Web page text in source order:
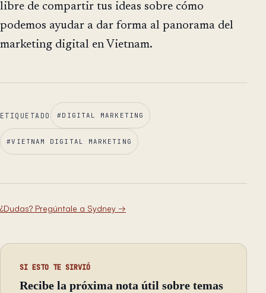
libre de compartir tus ideas sobre cómo
podemos ayudar a dar forma al panorama del
marketing digital en Vietnam.
ETIQUETADO #DIGITAL MARKETING
#VIETNAM DIGITAL MARKETING
¿Dudas? Pregúntale a Sydney →
SI ESTO TE SIRVIÓ
Recibe la próxima nota útil sobre temas